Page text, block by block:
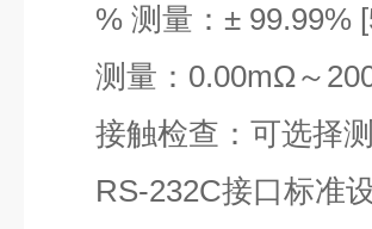
% 测量：± 99.99%
测量：0.00mΩ～
接触检查：可选择
RS-232C接口标准